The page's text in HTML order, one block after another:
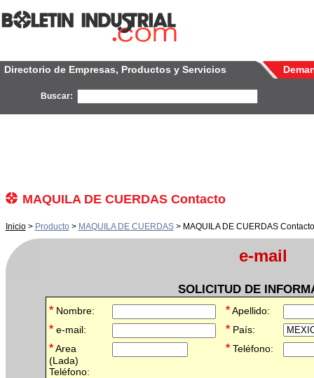
Directorio de Empresas, Productos y Servicios
Buscar:
MAQUILA DE CUERDAS Contacto
Inicio> Producto> MAQUILA DE CUERDAS> MAQUILA DE CUERDAS Contacto
e-mail
SOLICITUD DE
* Nombre: *Apellido:
* e-mail: * País:
*Area
(Lada)
Teléfono:
* Teléfono: